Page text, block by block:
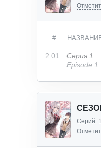
#
2.01
Серия 1
Episode 1
Серий: